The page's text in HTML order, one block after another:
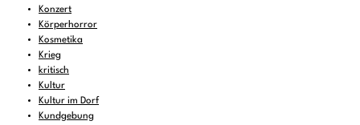
Konzert
Körperhorror
Kosmetika
Krieg
kritisch
Kultur
Kultur im Dorf
Kundgebung